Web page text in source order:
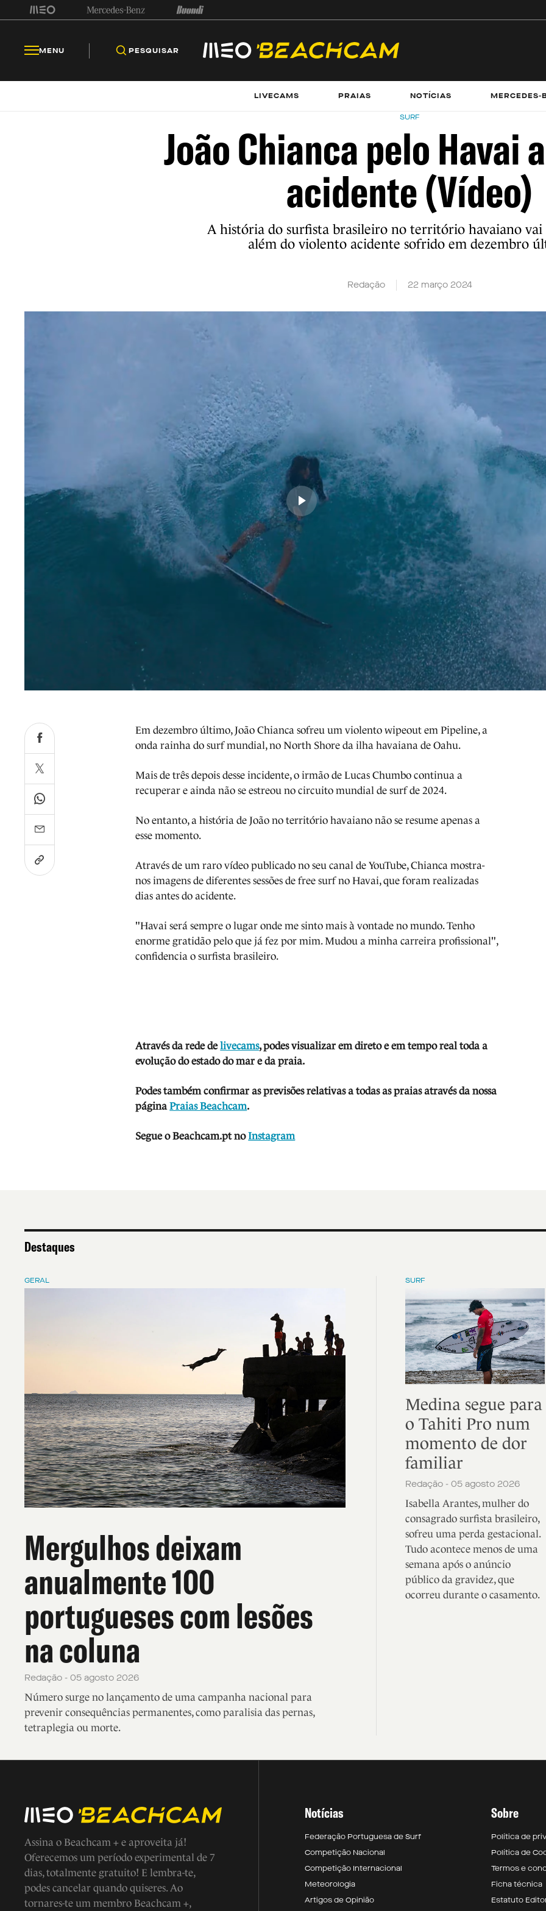
MENU PESQUISAR
LIVECAMS PRAIAS NOTÍCIAS MERCEDES-
SURF
João Chianca pelo Havai
acidente (Vídeo)
A história do surfista brasileiro no território havaiano
além do violento acidente sofrido em dezembro
Redação 22 março 2024
Em dezembro último, João Chianca sofreu um violento wipeout em Pipeline, a
onda rainha do surf mundial, no North Shore da ilha havaiana de Oahu.
Mais de três depois desse incidente, o irmão de Lucas Chumbo continua a
recuperar e ainda não se estreou no circuito mundial de surf de 2024.
No entanto, a história de João no território havaiano não se resume apenas a
esse momento.
Através de um raro vídeo publicado no seu canal de YouTube, Chianca mostra-
nos imagens de diferentes sessões de free surf no Havai, que foram realizadas
dias antes do acidente.
"Havai será sempre o lugar onde me sinto mais à vontade no mundo. Tenho
enorme gratidão pelo que já fez por mim. Mudou a minha carreira profissional",
confidencia o surfista brasileiro.
Através da rede delivecams, podes visualizar em direto e em tempo real toda a
evolução do estado do mar e da praia.
Podes também confirmar as previsões relativas a todas as praias através da nossa
páginaPraias Beachcam.
Segue o Beachcam.pt no Instagram
Destaques
GERAL
Mergulhos deixam
anualmente 100
portugueses com lesões
na coluna
Redação - 05 agosto 2026
Número surge no lançamento de uma campanha nacional para
prevenir consequências permanentes, como paralisia das pernas,
tetraplegia ou morte.
SURF
Medina segue para
o Tahiti Pro num
momento de dor
familiar
Redação - 05 agosto 2026
Isabella Arantes, mulher do
consagrado surfista brasileiro,
sofreu uma perda gestacional.
Tudo acontece menos de uma
semana após o anúncio
público da gravidez, que
ocorreu durante o casamento.
Assina o Beachcam + e aproveita já!
Oferecemos um período experimental de 7
dias, totalmente gratuito! E lembra-te,
podes cancelar quando quiseres. Ao
tornares-te um membro Beachcam +,
Notícias
Federação Portuguesa de Surf
Competição Nacional
Competição Internacional
Meteorologia
Artigos de Opinião
Sobre
Política de
Política de
Termos e
Ficha técnica
Estatuto